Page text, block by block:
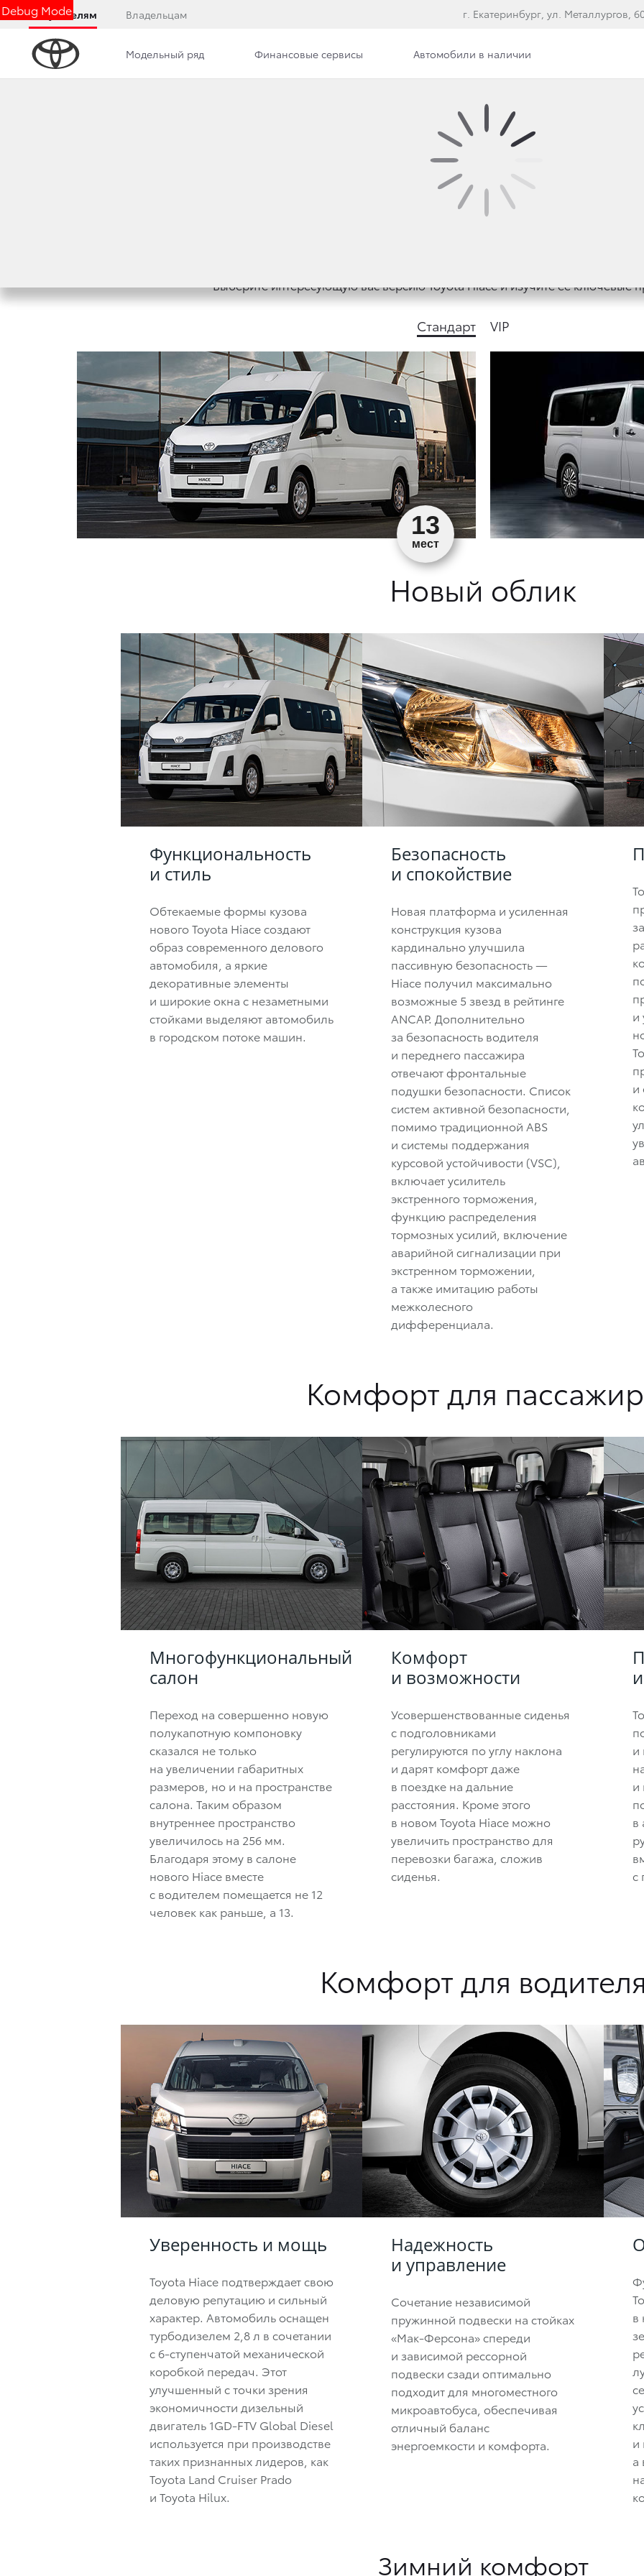
Debug Mode
Покупателям Владельцам г. Екатеринбург, ул. Металлургов,
Модельный ряд Финансовые сервисы Автомобили в наличии
Toyota Hiace
Одна из самых успешных в истории коммерческого транспорта модель, впервые представленная
репутацию надежного делового партнера, на которого можно смело положиться при решении
Выберите интересующую вас версию Toyota Hiace и изучите ее ключевые
Стандарт
13
мест
VIP
Новый облик
Функциональность
и стиль
Обтекаемые формы кузова
нового Toyota Hiace создают
образ современного делового
автомобиля, а яркие
декоративные элементы
и широкие окна с незаметными
стойками выделяют автомобиль
в городском потоке машин.
Безопасность
и спокойствие
Новая платформа и усиленная
конструкция кузова
кардинально улучшила
пассивную безопасность —
Hiace получил максимально
возможные 5 звезд в рейтинге
ANCAP. Дополнительно
за безопасность водителя
и переднего пассажира
отвечают фронтальные
подушки безопасности. Список
систем активной безопасности,
помимо традиционной ABS
и системы поддержания
курсовой устойчивости (VSC),
включает усилитель
экстренного торможения,
функцию распределения
тормозных усилий, включение
аварийной сигнализации при
экстренном торможении,
а также имитацию работы
межколесного
дифференциала.
и
и
Комфорт для
Многофункциональный
салон
Переход на совершенно новую
полукапотную компоновку
сказался не только
на увеличении габаритных
размеров, но и на пространстве
салона. Таким образом
внутреннее пространство
увеличилось на 256 мм.
Благодаря этому в салоне
нового Hiace вместе
с водителем помещается не 12
человек как раньше, а 13.
Комфорт
и возможности
Усовершенствованные сиденья
с подголовниками
регулируются по углу наклона
и дарят комфорт даже
в поездке на дальние
расстояния. Кроме этого
в новом Toyota Hiace можно
увеличить пространство для
перевозки багажа, сложив
сиденья.
и
и
в
с
Комфорт для
Уверенность и мощь
Toyota Hiace подтверждает свою
деловую репутацию и сильный
характер. Автомобиль оснащен
турбодизелем 2,8 л в сочетании
с 6-ступенчатой механической
коробкой передач. Этот
улучшенный с точки зрения
экономичности дизельный
двигатель 1GD-FTV Global Diesel
используется при производстве
таких признанных лидеров, как
Toyota Land Cruiser Prado
и Toyota Hilux.
Надежность
и управление
Сочетание независимой
пружинной подвески на стойках
«Мак-Ферсона» спереди
и зависимой рессорной
подвески сзади оптимально
подходит для многоместного
микроавтобуса, обеспечивая
отличный баланс
энергоемкости и комфорта.
в
и
а
Зимний комфорт